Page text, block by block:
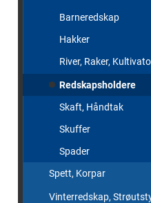
Barneredskap
Hakker
River, Raker,
Redskapsholdere
Skaft, Håndtak
Skuffer
Spader
Spett, Korpar
Vinterredskap,